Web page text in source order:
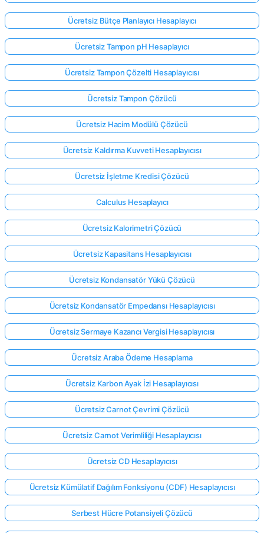
Ücretsiz Bütçe Planlayıcı Hesaplayıcı
Ücretsiz Tampon pH Hesaplayıcı
Ücretsiz Tampon Çözelti Hesaplayıcısı
Ücretsiz Tampon Çözücü
Ücretsiz Hacim Modülü Çözücü
Ücretsiz Kaldırma Kuvveti Hesaplayıcısı
Ücretsiz İşletme Kredisi Çözücü
Calculus Hesaplayıcı
Ücretsiz Kalorimetri Çözücü
Ücretsiz Kapasitans Hesaplayıcısı
Ücretsiz Kondansatör Yükü Çözücü
Ücretsiz Kondansatör Empedansı Hesaplayıcısı
Ücretsiz Sermaye Kazancı Vergisi Hesaplayıcısı
Ücretsiz Araba Ödeme Hesaplama
Ücretsiz Karbon Ayak İzi Hesaplayıcısı
Ücretsiz Carnot Çevrimi Çözücü
Ücretsiz Carnot Verimliliği Hesaplayıcısı
Ücretsiz CD Hesaplayıcısı
Ücretsiz Kümülatif Dağılım Fonksiyonu (CDF) Hesaplayıcısı
Serbest Hücre Potansiyeli Çözücü